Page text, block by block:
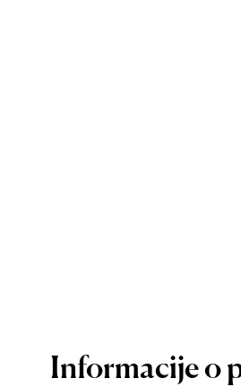
Informacije o